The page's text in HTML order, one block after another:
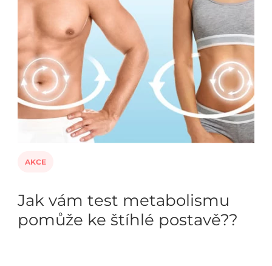
AKCE
Jak vám test metabolismu
pomůže ke štíhlé postavě??